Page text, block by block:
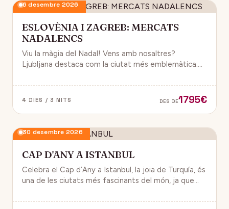
6 desembre 2026
ESLOVÈNIA I ZAGREB: MERCATS
NADALENCS
Viu la màgia del Nadal! Vens amb nosaltres?
Ljubljana destaca com la ciutat més emblemàtica.
destinacions nadalenques d’Europa.
4 DIES / 3 NITS DES DE1795€
30 desembre 2026
CAP D'ANY A ISTANBUL
Celebra el Cap d’Any a Istanbul, la joia de Turquía, és
una de les ciutats més fascinants del món, ja que
gaudir d’un ambient de festa i alegría.